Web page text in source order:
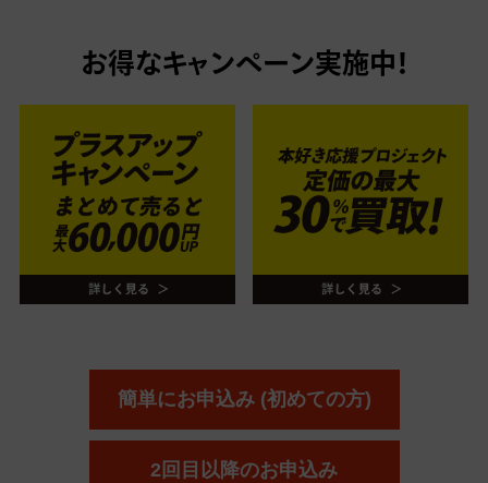
お得なキャンペーン実施中！
簡単にお申込み (初めての方)
2回目以降のお申込み